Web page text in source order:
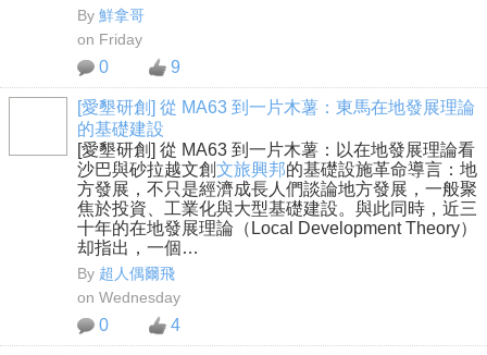
By 鮮拿哥
on Friday
0 9
[愛墾研創] 從 MA63 到一片木薯：東馬在地發展理論
的基礎建設
[愛墾研創] 從 MA63 到一片木薯：以在地發展理論看
沙巴與砂拉越文創文旅興邦的基礎設施革命導言：地
方發展，不只是經濟成長人們談論地方發展，一般聚
焦於投資、工業化與大型基礎建設。與此同時，近三
十年的在地發展理論（Local Development Theory）
却指出，一個…
By 超人偶爾飛
on Wednesday
0 4